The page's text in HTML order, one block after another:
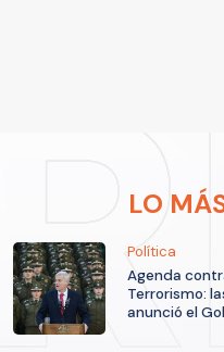
LO
Política
Agenda
Terrorismo:
anunció el